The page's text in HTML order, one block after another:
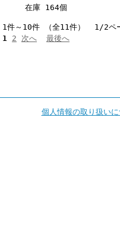
在庫 164個
1件～10件 （全11件） 1/2ペ
1 2 次へ 最後へ
個人情報の取り扱い